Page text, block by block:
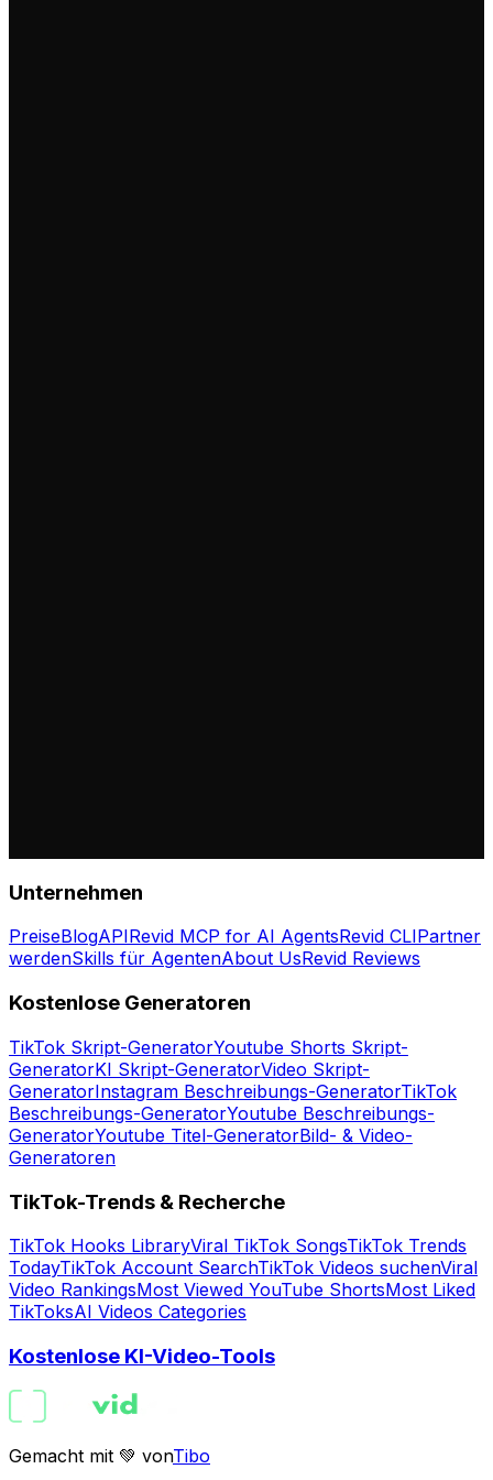
Unternehmen
PreiseBlogAPIRevid MCP for AI AgentsRevid CLIPartner
werdenSkills für AgentenAbout UsRevid Reviews
Kostenlose Generatoren
TikTok Skript-GeneratorYoutube Shorts Skript-
GeneratorKI Skript-GeneratorVideo Skript-
GeneratorInstagram Beschreibungs-GeneratorTikTok
Beschreibungs-GeneratorYoutube Beschreibungs-
GeneratorYoutube Titel-GeneratorBild- & Video-
Generatoren
TikTok-Trends & Recherche
TikTok Hooks LibraryViral TikTok SongsTikTok Trends
TodayTikTok Account SearchTikTok Videos suchenViral
Video RankingsMost Viewed YouTube ShortsMost Liked
TikToksAI Videos Categories
Kostenlose KI-Video-Tools
Gemacht mit 💚 vonTibo